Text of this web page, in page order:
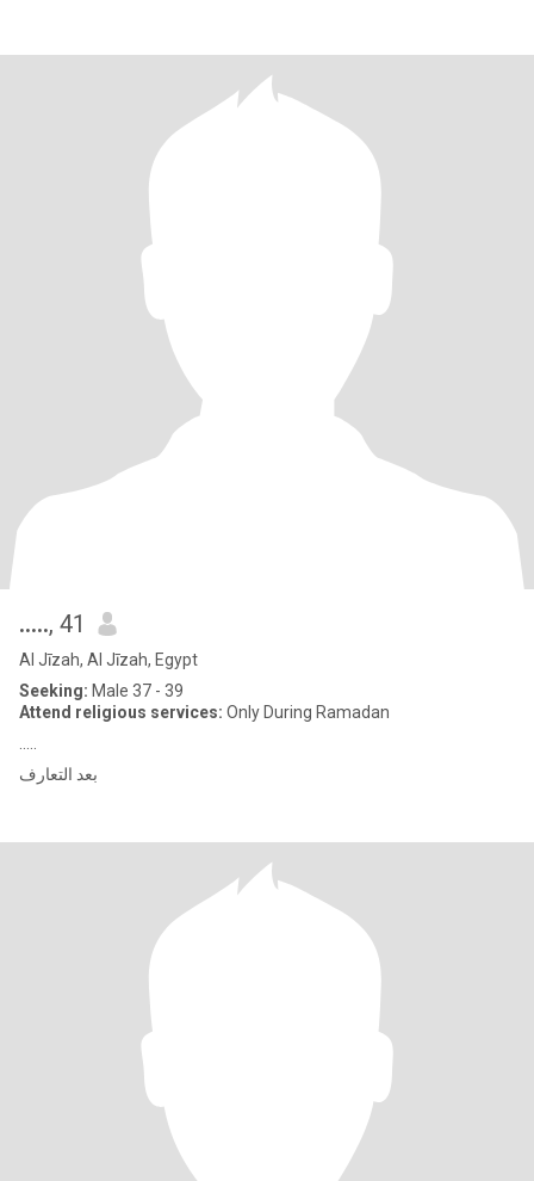
....., 41
Al Jīzah, Al Jīzah, Egypt
Seeking: Male 37 - 39
Attend religious services: Only During Ramadan
بعد التعارف